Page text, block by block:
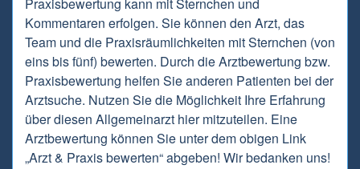
Kommentaren erfolgen. Sie können den Arzt, das
Team und die Praxisräumlichkeiten mit Sternchen (von
eins bis fünf) bewerten. Durch die Arztbewertung bzw.
Praxisbewertung helfen Sie anderen Patienten bei der
Arztsuche. Nutzen Sie die Möglichkeit Ihre Erfahrung
über diesen Allgemeinarzt hier mitzuteilen. Eine
Arztbewertung können Sie unter dem obigen Link
„Arzt & Praxis bewerten“ abgeben! Wir bedanken uns!